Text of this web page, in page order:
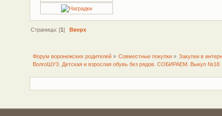
Страницы: [1 ] Вверх
Форум воронежских родителей» Совместные покупки » Закупки в
ВолгоШУЗ. Детская и взрослая обувь без рядов. СОБИРАЕМ. Выкуп №18